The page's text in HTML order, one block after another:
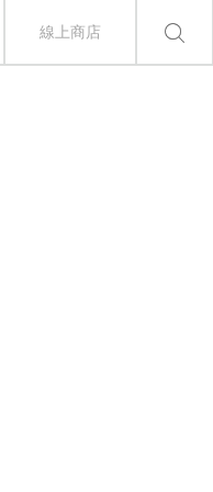
線上商店